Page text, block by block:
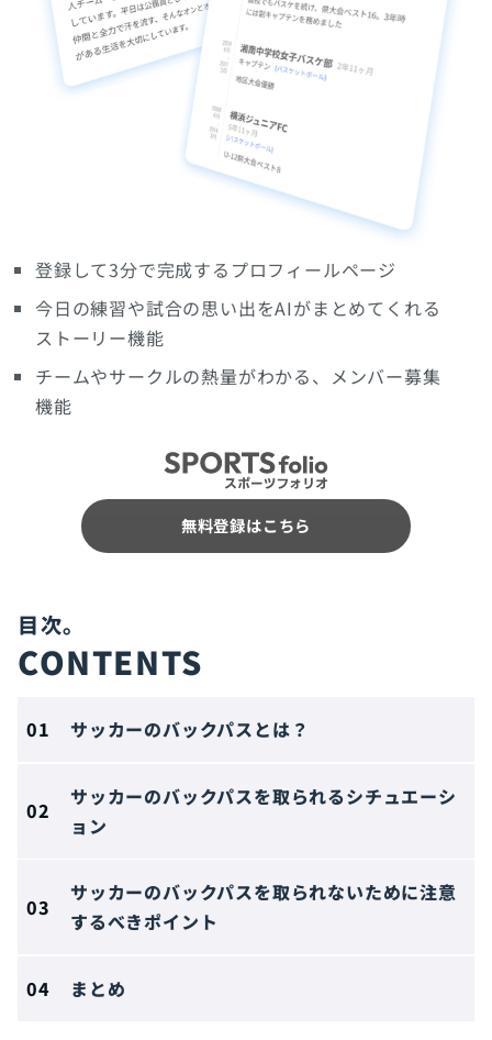
登録して3分で完成するプロフィールページ
今日の練習や試合の思い出をAIがまとめてくれる
ストーリー機能
チームやサークルの熱量がわかる、メンバー募集
機能
無料登録はこちら
CONTENTS
サッカーのバックパスとは？
サッカーのバックパスを取られるシチュエーシ
ョン
サッカーのバックパスを取られないために注意
するべきポイント
まとめ